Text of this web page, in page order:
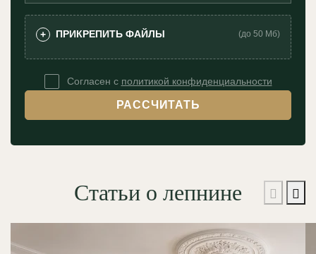
+ ПРИКРЕПИТЬ ФАЙЛЫ (до 50 Мб)
Согласен с политикой конфиденциальности
РАССЧИТАТЬ
Статьи о лепнине